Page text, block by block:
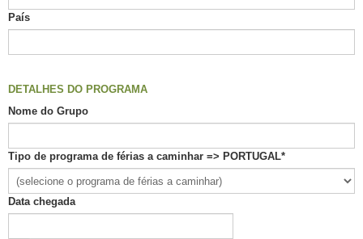
País
DETALHES DO PROGRAMA
Nome do Grupo
Tipo de programa de férias a caminhar => PORTUGAL*
Data chegada